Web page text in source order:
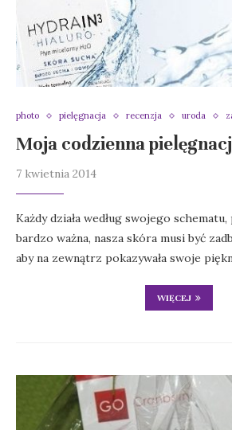
photo pielęgnacja recenzja uroda
Moja codzienna
7 kwietnia 2014
Każdy działa według swojego
bardzo ważna, nasza skóra musi być
aby na zewnątrz pokazywała swoje
WIĘCEJ